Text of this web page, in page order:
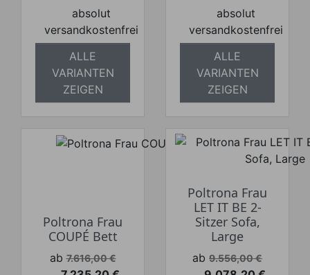
absolut
versandkostenfrei
ALLE
VARIANTEN
ZEIGEN
absolut
versandkostenfrei
ALLE
VARIANTEN
ZEIGEN
Poltrona Frau
COUPÉ Bett
Verkaufspreis
ab 7.616,00 €
Poltrona Frau
LET IT BE 2-
Sitzer Sofa,
Large
Verkaufspreis
ab 9.556,00 €